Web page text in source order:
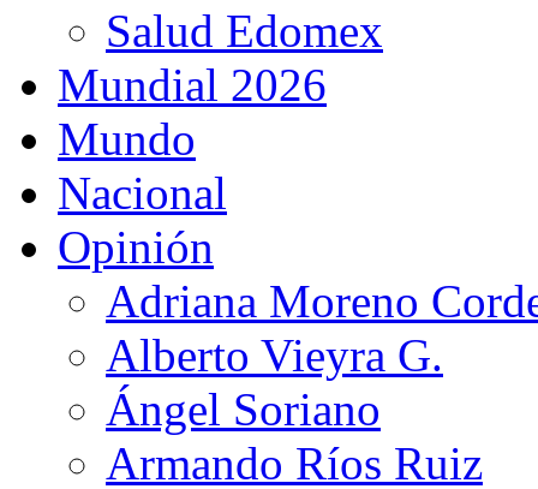
Salud Edomex
Mundial 2026
Mundo
Nacional
Opinión
Adriana Moreno
Alberto Vieyra G.
Ángel Soriano
Armando Ríos Ruiz